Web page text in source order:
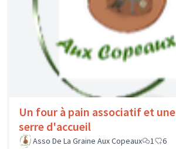
Un four à pain associatif et une
serre d'accueil
Asso De La Graine Aux Copeaux
1 6